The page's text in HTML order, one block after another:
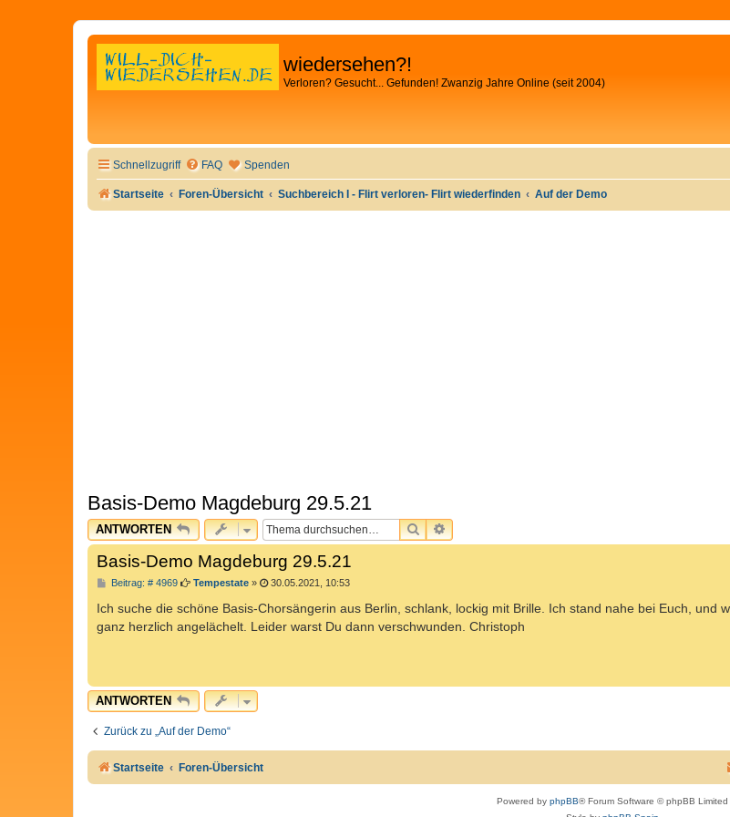
wiedersehen?!
Verloren? Gesucht... Gefunden! Zwanzig Jahre Online (seit 2004)
Schnellzugriff FAQ Spenden
Startseite Foren-Übersicht Suchbereich I - Flirt verloren- Flirt wiederfinden Auf der Demo
Basis-Demo Magdeburg 29.5.21
ANTWORTEN SUCHEERWEITERTE SUCHE
Basis-Demo Magdeburg 29.5.21
Beitrag: # 4969B
i
r
Tempestate» 30.05.2021, 10:53
Ich suche die schöne Basis-Chorsängerin aus Berlin, schlank, lockig mit Brille. Ich stand nahe bei Euch, und
ganz herzlich angelächelt. Leider warst Du dann verschwunden. Christoph
ANTWORTEN
Zurück zu „Auf der Demo“
Startseite Foren-Übersicht
Powered by phpBB® Forum Software © phpBB Limited